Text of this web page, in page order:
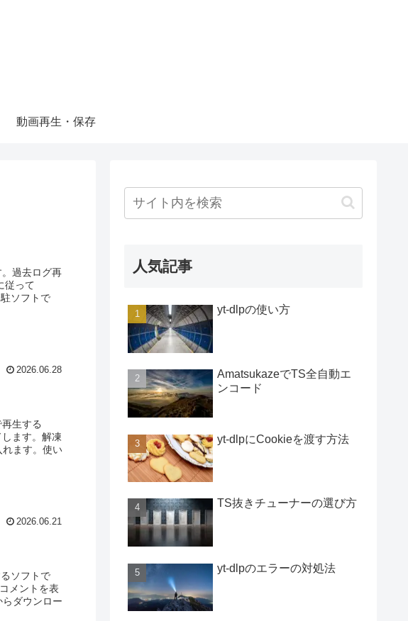
動画再生・保存
過去ログ再
従って
ソフトで
2026.06.28
生する
ます。解凍
れます。使い
2026.06.21
ソフトで
メントを表
ダウンロー
人気記事
yt-dlpの使い方
AmatsukazeでTS全自動エ
ンコード
yt-dlpにCookieを渡す方法
TS抜きチューナーの選び方
yt-dlpのエラーの対処法